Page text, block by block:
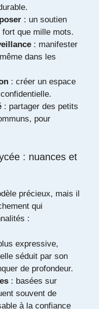
: un soutien
que mille mots.
: manifester
dans les
: créer un espace
: partager des petits
pour
: nuances et
précieux, mais il
qui
:
expressive,
séduit par son
de profondeur.
: basées sur
souvent de
à la confiance